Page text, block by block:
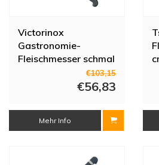
Victorinox
Gastronomie-
Fleischmesser schmal
€103,15
€56,83
Mehr Info